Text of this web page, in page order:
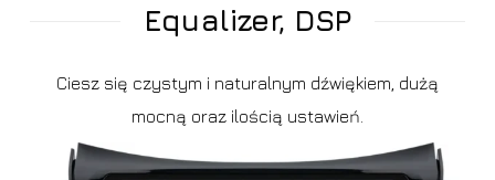
Equalizer, DSP
Ciesz się czystym i naturalnym dźwiękiem, dużą
mocną oraz ilością ustawień.